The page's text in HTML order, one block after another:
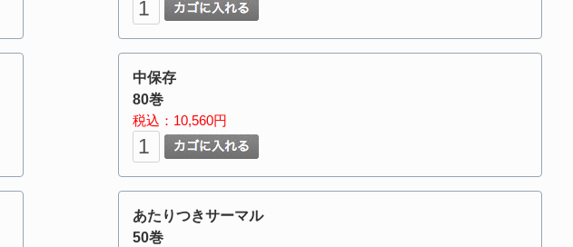
中保存
80巻
税込：10,560円
あたりつきサーマル
50巻